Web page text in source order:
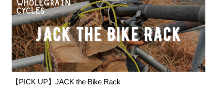
【PICK UP】JACK the Bike Rack